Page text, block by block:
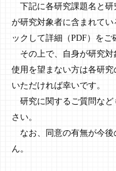
下記に各研究課題名と研
が研究対象者に含まれて
ックして詳細（PDF）をご
その上で、自身が研究対
使用を望まない方は各研
いただければ幸いです。
研究に関するご質問など
さい。
なお、同意の有無が今後
ん。